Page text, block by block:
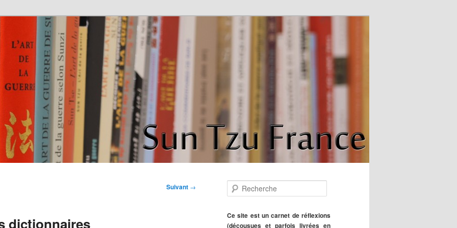
la guerre" de Sun Tzu
Suivant →
dictionnaires
e
h
e
Ce site est un carnet de réflexions
(décousues et parfois livrées en